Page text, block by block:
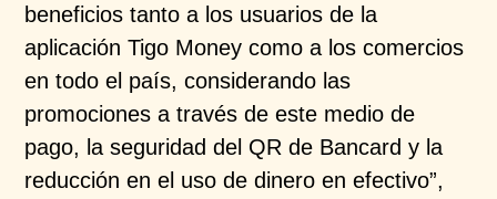
beneficios tanto a los usuarios de la
aplicación Tigo Money como a los comercios
en todo el país, considerando las
promociones a través de este medio de
pago, la seguridad del QR de Bancard y la
reducción en el uso de dinero en efectivo”,